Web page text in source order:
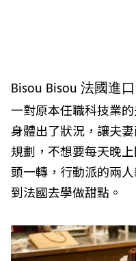
Bisou Bisou 法國進
一對原本任職科技業
身體出了狀況，讓夫
規劃，不想要每天晚
頭一轉，行動派的兩
到法國去學做甜點。